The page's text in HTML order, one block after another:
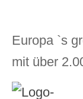
Europa `s
mit über